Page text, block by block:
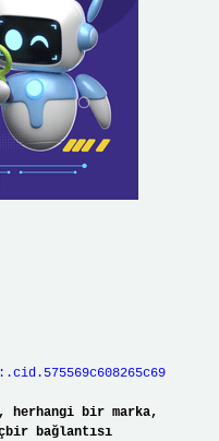
bir marka,
bağlantısı